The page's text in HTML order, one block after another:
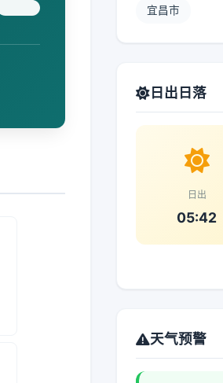
宜昌市
日出日落
日出
05:42
天气预警